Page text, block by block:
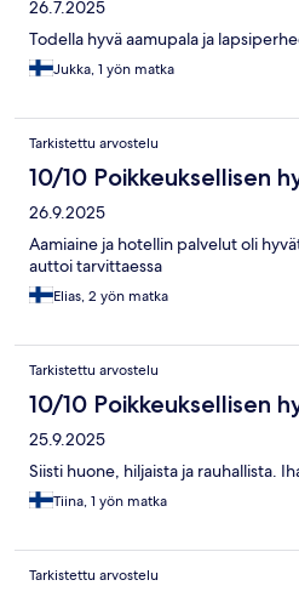
26.7.2025
Todella hyvä aamupala ja
Jukka, 1 yön matka
Tarkistettu arvostelu
10/10 Poikkeuksellisen
26.9.2025
Aamiaine ja hotellin palvelut oli
auttoi tarvittaessa
Elias, 2 yön matka
Tarkistettu arvostelu
10/10 Poikkeuksellisen
25.9.2025
Siisti huone, hiljaista ja rauhallista.
Tiina, 1 yön matka
Tarkistettu arvostelu